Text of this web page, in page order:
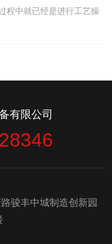
技术和操作方式，而这最
商进行有效竞争的能力。
程中就已经是进行工艺操
度是由积放小车组的运行
有限公司
骏丰中城制造创新园